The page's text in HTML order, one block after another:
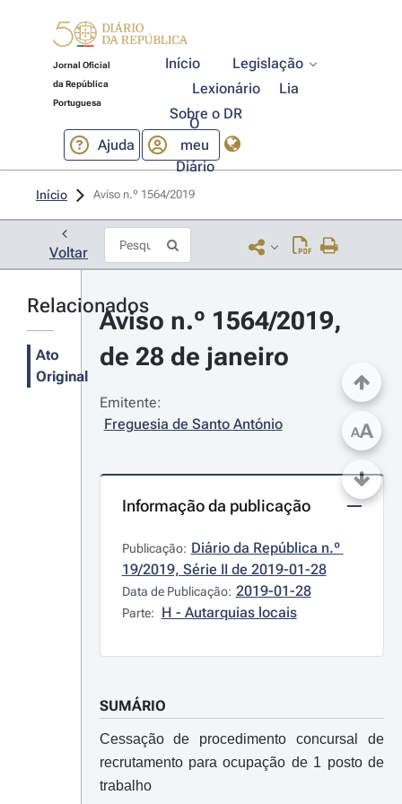
Jornal Oficial
da República
Portuguesa
Início
Legislação
Lexionário
Lia
Sobre o DR
Ajuda
O
meu
Diário
Início Aviso n.º 1564/2019
Voltar
Relacionados
Ato
Original
Aviso n.º 1564/2019,
de 28 de janeiro
Emitente:
Freguesia de Santo António
Informação da publicação
Publicação: Diário da República n.º
19/2019, Série II de 2019-01-28
Data de Publicação: 2019-01-28
Parte: H - Autarquias locais
SUMÁRIO
Cessação de procedimento concursal de
recrutamento para ocupação de 1 posto de
trabalho
AA